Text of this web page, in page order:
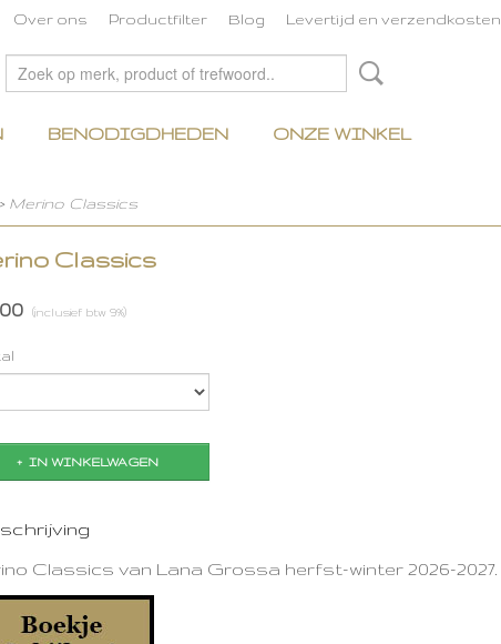
Over ons Productfilter Blog Levertijd en verzendkosten
BENODIGDHEDEN ONZE WINKEL
Merino Classics
Classics
(inclusief btw 9%)
IN WINKELWAGEN
Classics van Lana Grossa herfst-winter 2026-2027.